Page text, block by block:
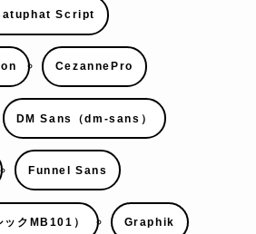
Script
CezannePro
DM Sans（dm-sans）
Funnel Sans
クMB101） Graphik